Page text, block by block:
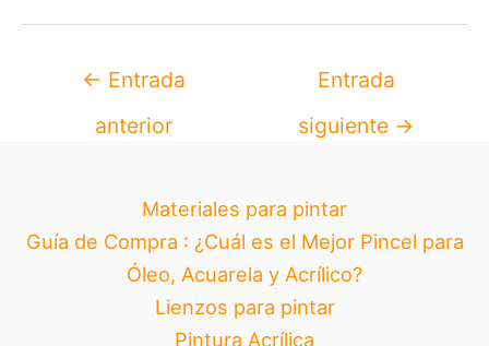
← Entrada
anterior
Entrada
siguiente →
Materiales para pintar
Guía de Compra : ¿Cuál es el Mejor Pincel para
Óleo, Acuarela y Acrílico?
Lienzos para pintar
Pintura Acrílica